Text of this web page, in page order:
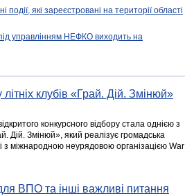
які зареєстровані на території області
управлінням НЕФКО виходить на
клубів «Грай. Дій. Змінюй»
конкурсного відбору стала однією з
Дій. Змінюй», який реалізує громадська
з міжнародною неурядовою організацією War
ВПО та інші важливі питання